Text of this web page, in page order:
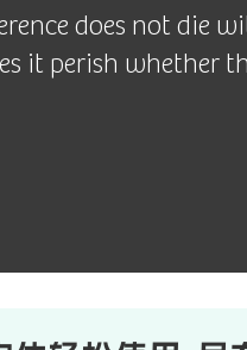
does not die
it perish whether